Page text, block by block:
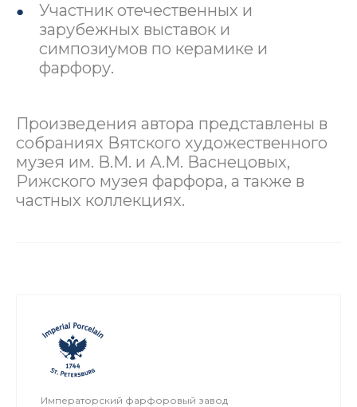
Участник отечественных и
зарубежных выставок и
симпозиумов по керамике и
фарфору.
Произведения автора представлены в
собраниях Вятского художественного
музея им. В.М. и А.М. Васнецовых,
Рижского музея фарфора, а также в
частных коллекциях.
Императорский фарфоровый завод